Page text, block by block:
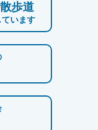
歩道
います